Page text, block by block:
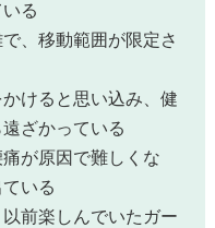
る
、移動範囲が限定さ
けると思い込み、健
ざかっている
が原因で難しくな
いる
前楽しんでいたガー